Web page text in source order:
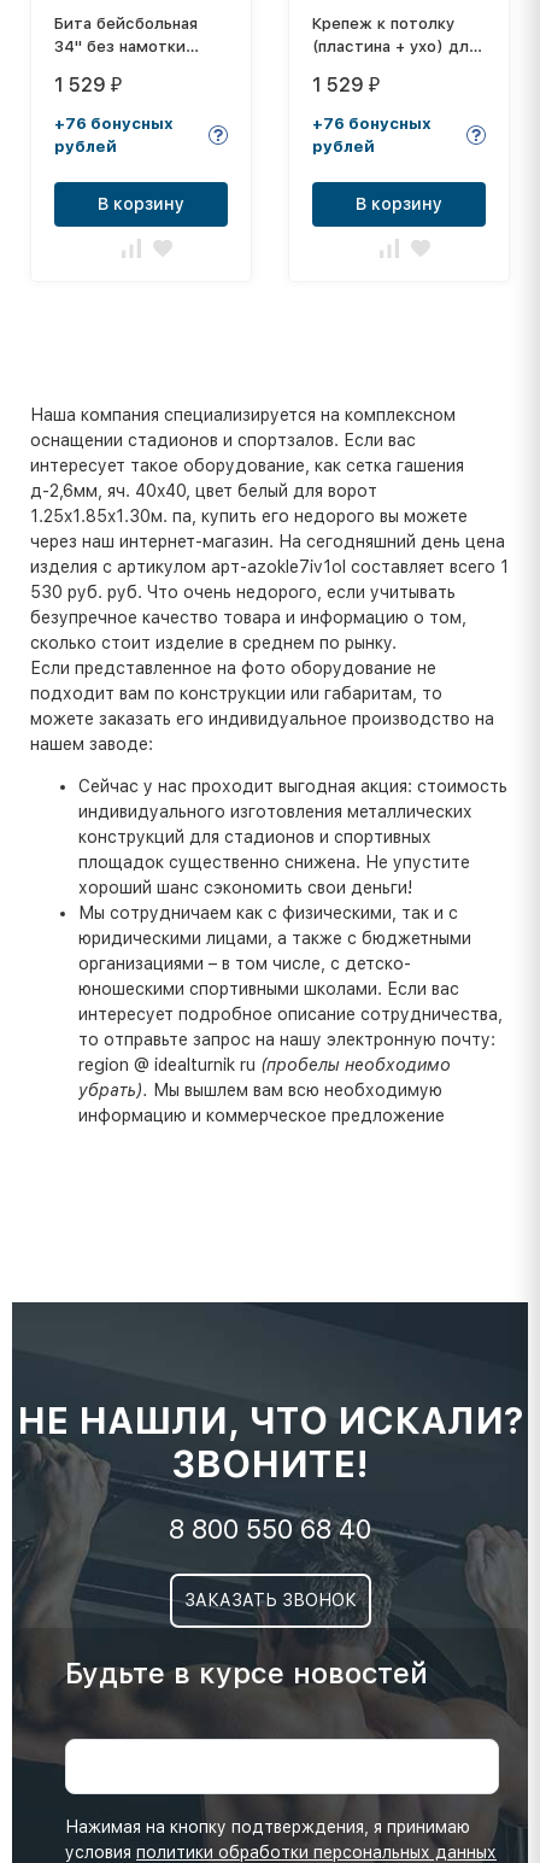
Бита бейсбольная
34" без намотки
1 529 ₽
+76 бонусных
рублей
В корзину
Крепеж к потолку
(пластина + ухо) для
1 529 ₽
+76 бонусных
рублей
В корзину
Наша компания специализируется на комплексном
оснащении стадионов и спортзалов. Если вас
интересует такое оборудование, как сетка гашения
д-2,6мм, яч. 40x40, цвет белый для ворот
1.25x1.85x1.30м. па, купить его недорого вы можете
через наш интернет-магазин. На сегодняшний день цена
изделия с артикулом арт-azokle7iv1ol составляет всего 1
530 руб. руб. Что очень недорого, если учитывать
безупречное качество товара и информацию о том,
сколько стоит изделие в среднем по рынку.
Если представленное на фото оборудование не
подходит вам по конструкции или габаритам, то
можете заказать его индивидуальное производство на
нашем заводе:
Сейчас у нас проходит выгодная акция: стоимость
индивидуального изготовления металлических
конструкций для стадионов и спортивных
площадок существенно снижена. Не упустите
хороший шанс сэкономить свои деньги!
Мы сотрудничаем как с физическими, так и с
юридическими лицами, а также с бюджетными
организациями – в том числе, с детско-
юношескими спортивными школами. Если вас
интересует подробное описание сотрудничества,
то отправьте запрос на нашу электронную почту:
region @ idealturnik ru (пробелы необходимо
убрать). Мы вышлем вам всю необходимую
информацию и коммерческое предложение
НЕ НАШЛИ, ЧТО ИСКАЛИ?
ЗВОНИТЕ!
8 800 550 68 40
ЗАКАЗАТЬ ЗВОНОК
Будьте в курсе новостей
Нажимая на кнопку подтверждения, я принимаю
условия политики обработки персональных данных